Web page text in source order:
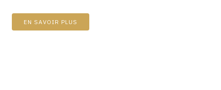
EN SAVOIR PLUS